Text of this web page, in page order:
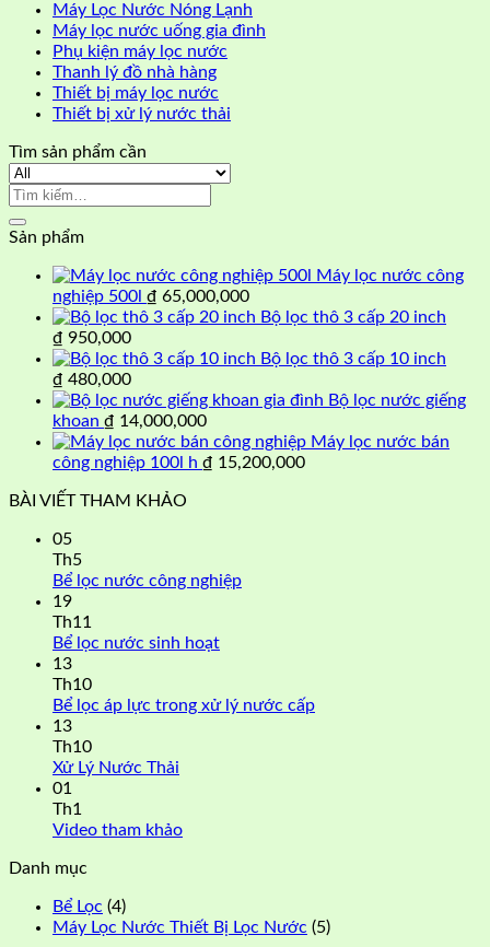
Máy Lọc Nước Nóng Lạnh
Máy lọc nước uống gia đình
Phụ kiện máy lọc nước
Thanh lý đồ nhà hàng
Thiết bị máy lọc nước
Thiết bị xử lý nước thải
Tìm sản phẩm cần
Tìm
Sản phẩm
Máy lọc nước công
nghiệp 500l ₫ 65,000,000
Bộ lọc thô 3 cấp 20 inch
₫ 950,000
Bộ lọc thô 3 cấp 10 inch
₫ 480,000
Bộ lọc nước giếng
khoan ₫ 14,000,000
Máy lọc nước bán
công nghiệp 100l h ₫ 15,200,000
BÀI VIẾT THAM KHẢO
05
Th5
Bể lọc nước công nghiệp
19
Th11
Bể lọc nước sinh hoạt
13
Th10
Bể lọc áp lực trong xử lý nước cấp
13
Th10
Xử Lý Nước Thải
01
Th1
Video tham khảo
Danh mục
Bể Lọc (4)
Máy Lọc Nước Thiết Bị Lọc Nước (5)